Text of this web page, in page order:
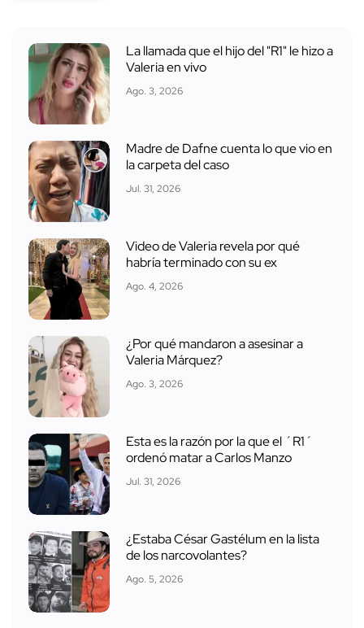
La llamada que el hijo del "R1" le hizo a
Valeria en vivo
Ago. 3, 2026
Madre de Dafne cuenta lo que vio en
la carpeta del caso
Jul. 31, 2026
Video de Valeria revela por qué
habría terminado con su ex
Ago. 4, 2026
¿Por qué mandaron a asesinar a
Valeria Márquez?
Ago. 3, 2026
Esta es la razón por la que el ´R1´
ordenó matar a Carlos Manzo
Jul. 31, 2026
¿Estaba César Gastélum en la lista
de los narcovolantes?
Ago. 5, 2026